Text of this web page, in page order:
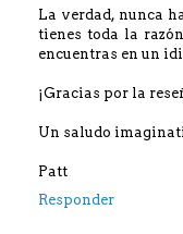
La verdad, nunca
tienes toda la
encuentras en un
¡Gracias por la
Un saludo
Patt
Responder